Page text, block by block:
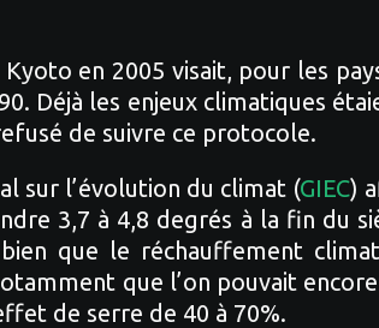
en 2005 visait, pour les
Déjà les enjeux climatiques
de suivre ce protocole.
sur l’évolution du climat (GIEC)
3,7 à 4,8 degrés à la fin du
que le réchauffement
que l’on pouvait
de serre de 40 à 70%.